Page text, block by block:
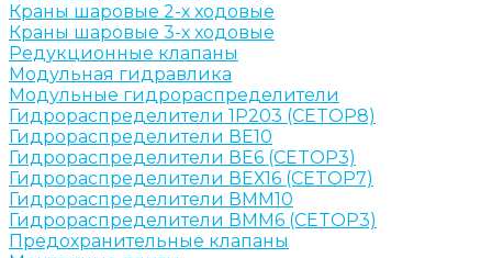
Краны шаровые 2-х ходовые
Краны шаровые 3-х ходовые
Редукционные клапаны
Модульная гидравлика
Модульные гидрораспределители
Гидрораспределители 1Р203 (CETOP8)
Гидрораспределители ВЕ10
Гидрораспределители ВЕ6 (CETOP3)
Гидрораспределители ВЕХ16 (CETOP7)
Гидрораспределители ВММ10
Гидрораспределители ВММ6 (CETOP3)
Предохранительные клапаны